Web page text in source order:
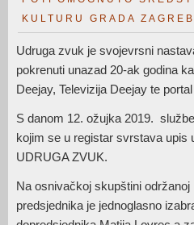
KULTURU GRADA
Udruga zvuk je svojevrsni
pokrenuti unazad 20-ak godina
Deejay, Televizija Deejay te
S danom 12. ožujka 2019.
kojim se u registar svrstava upis
UDRUGA ZVUK.
Na osnivačkoj skupštini održanoj
predsjednika je jednoglasno